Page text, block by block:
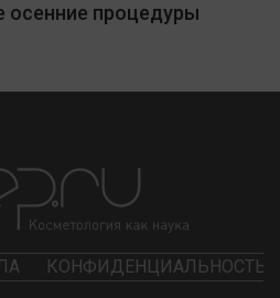
процедуры
КОНФИДЕНЦИАЛЬНОСТЬ